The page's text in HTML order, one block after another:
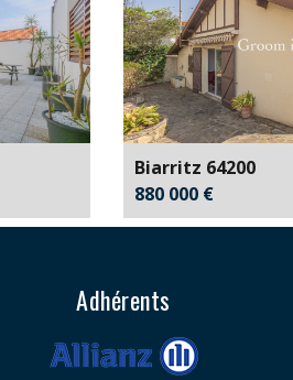
Biarritz 64200
880 000 €
Adhérents